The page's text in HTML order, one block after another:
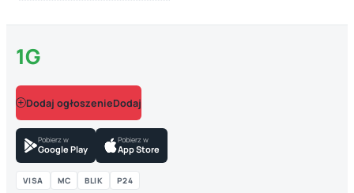
1G
Dodaj ogłoszenie
Pobierz w
Google Play
Pobierz w
App Store
VISA MC BLIK P24